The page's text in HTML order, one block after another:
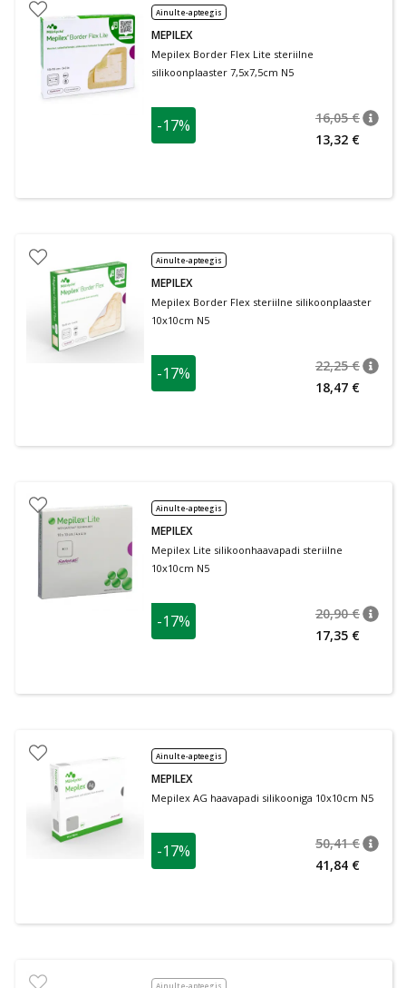
Ainult e-apteegis
MEPILEX
Mepilex Border Flex Lite steriilne
silikoonplaaster 7,5x7,5cm N5
-17% 16,05 €
13,32 €
Ainult e-apteegis
MEPILEX
Mepilex Border Flex steriilne silikoonplaaster
10x10cm N5
-17% 22,25 €
18,47 €
Ainult e-apteegis
MEPILEX
Mepilex Lite silikoonhaavapadi steriilne
10x10cm N5
-17% 20,90 €
17,35 €
Ainult e-apteegis
MEPILEX
Mepilex AG haavapadi silikooniga 10x10cm N5
-17% 50,41 €
41,84 €
Ainult e-apteegis